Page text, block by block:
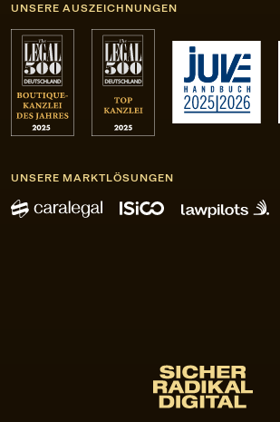
UNSERE AUSZEICHNUNGEN
UNSERE MARKTLÖSUNGEN